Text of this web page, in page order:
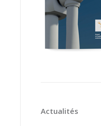
Actualités